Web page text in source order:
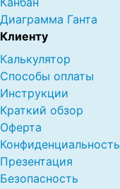
Диаграмма Ганта
Клиенту
Калькулятор
Способы оплаты
Инструкции
Краткий обзор
Оферта
Конфиденциальность
Презентация
Безопасность